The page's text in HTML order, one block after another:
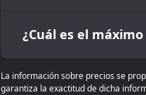
¿Cuál es el
La información sobre precios se
garantiza la exactitud de dicha